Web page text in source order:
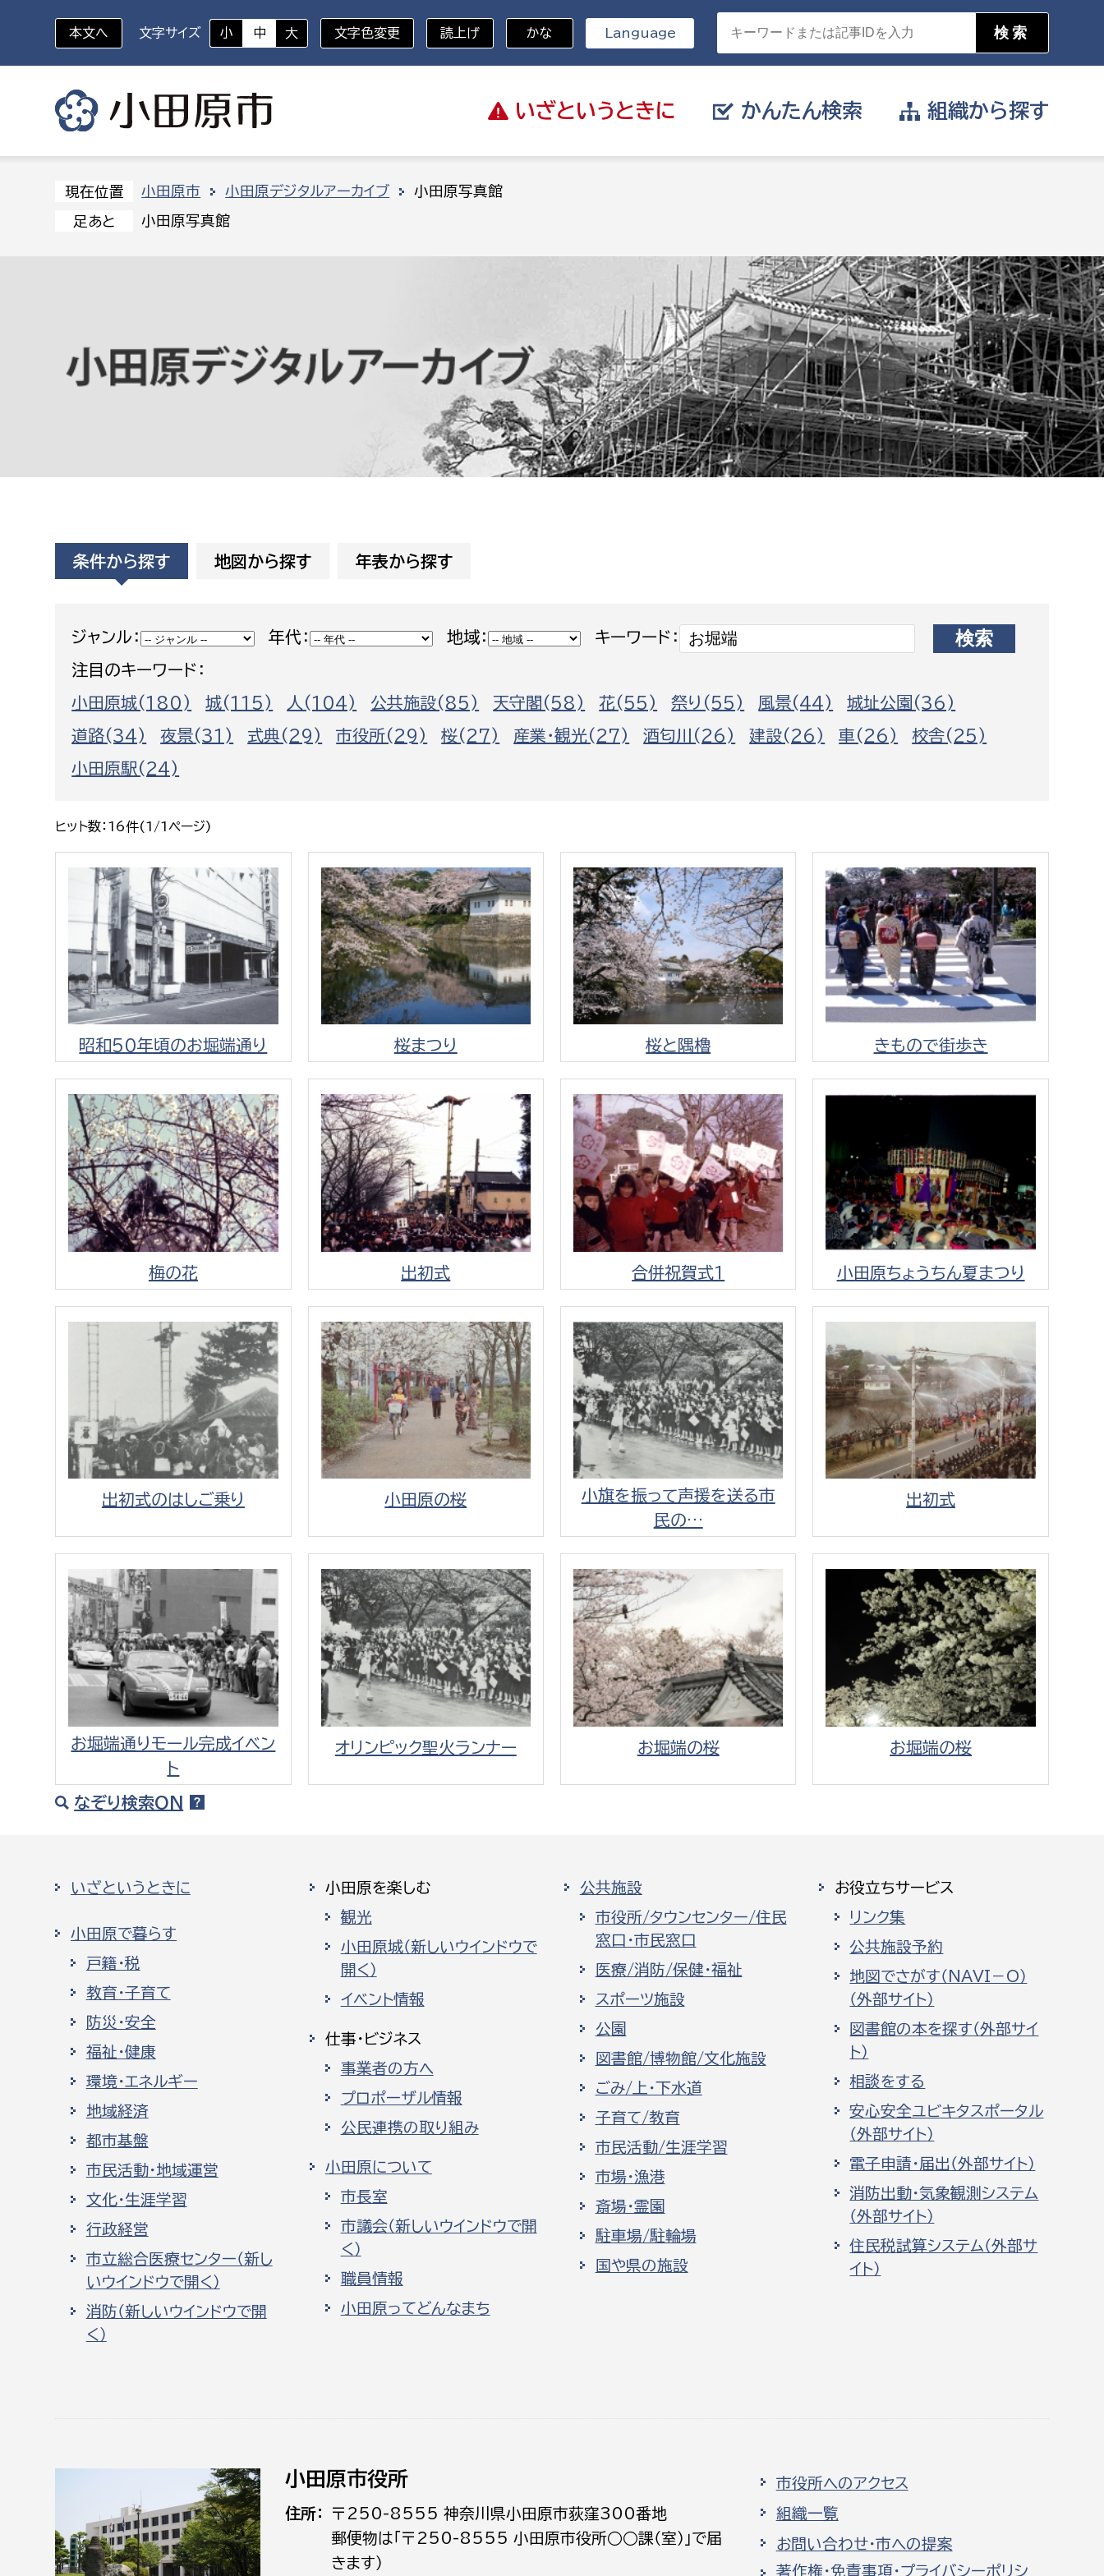
いざと いうときに
いざというときに
防災・ハザードマップ 避難場所 消防
かんたん検索
対象者を選択
高校生・大学生など
妊産婦
障がい者
傷病者
事業者
労働者
求職者
外国人
ペット
分野を選択
防災・安全
福祉・健康
環境・エネルギー
文化・生涯学習
行政経営
病院
市議会
届け出や申請をしたい
証明書がほしい
相談をしたい
支払いをしたい
働きたい
イベント・講座などに参加したい
組織から探す
組織から探す
部に属さない室
デジタル推進課
財産管理課
契約検査課
市税総務課
市民税課
資産税課
事業課
地域安全課
人権・男女共同参画課
スポーツ課
福祉健康部
生活援護課
障がい福祉課
保険課
健康づくり課
子ども若者部 経済部 都市部
開発審査課
建設政策課
国県事業推進課
土木管理課
道水路整備課
みどり公園課
建築課
会計管理者
出納室
市立総合医療センター
患者サポートセンター
病院管理局：経営管理課
病院管理局：施設用度課
病院管理局：医事課
消防
消防総務課
予防課
警防計画課
救急課
情報司令課
警防第1課
警防第2課
上下水道局
給排水業務課
水道整備課
下水道整備課
浄水管理課
教育部
保健給食課
教育指導課
選挙管理委員会事務局
選挙管理委員会事務局
監査事務局
農業委員会事務局
農業委員会事務局
議会局
議会総務課
本文へ 文字サイズ 小 中 大 文字色変更 読上げ かな Language
現在位置 小田原市 小田原デジタルアーカイブ 小田原写真館
足あと 小田原写真館
条件から探す 地図から探す 年表から探す
ジャンル： 年代： 地域： キーワード：
注目のキーワード：
小田原城(180)
城(115) 人(104) 公共施設(85) 天守閣(58) 花(55) 祭り(55) 風景(44)
城址公園(36)
道路(34)
夜景(31) 式典(29) 市役所(29) 桜(27) 産業・観光(27) 酒匂川(26) 建設(26) 車(26)
校舎(25)
小田原駅(24)
ヒット数：16件(1/1ページ)
昭和50年頃のお堀端通り 桜まつり 桜と隅櫓 きもので街歩き
梅の花 出初式 合併祝賀式１ 小田原ちょうちん夏まつり
出初式のはしご乗り 小田原の桜
小旗を振って声援を送る市
民の…
出初式
お堀端通りモール完成イベン
ト
オリンピック聖火ランナー お堀端の桜 お堀端の桜
なぞり検索ON
いざというときに
小田原で暮らす
戸籍・税
教育・子育て
防災・安全
福祉・健康
環境・エネルギー
地域経済
都市基盤
市民活動・地域運営
文化・生涯学習
行政経営
市立総合医療センター（新し
いウインドウで開く）
消防（新しいウインドウで開
く）
小田原を楽しむ
観光
小田原城（新しいウインドウで
開く）
イベント情報
仕事・ビジネス
事業者の方へ
プロポーザル情報
公民連携の取り組み
小田原について
市長室
市議会（新しいウインドウで開
く）
職員情報
小田原ってどんなまち
公共施設
市役所/タウンセンター/住民
窓口・市民窓口
医療/消防/保健・福祉
スポーツ施設
公園
図書館/博物館/文化施設
ごみ/上・下水道
子育て/教育
市民活動/生涯学習
市場・漁港
斎場・霊園
駐車場/駐輪場
国や県の施設
お役立ちサービス
リンク集
公共施設予約
地図でさがす（NAVI－O）
（外部サイト）
図書館の本を探す（外部サイ
ト）
相談をする
安心安全ユビキタスポータル
（外部サイト）
電子申請・届出（外部サイト）
消防出動・気象観測システム
（外部サイト）
住民税試算システム（外部サ
イト）
小田原市役所
住所
〒250-8555 神奈川県小田原市荻窪300番地
郵便物は「〒250-8555 小田原市役所○○課（室）」で届
きます）
市役所へのアクセス
組織一覧
お問い合わせ・市への提案
著作権・免責事項・プライバシーポリシ